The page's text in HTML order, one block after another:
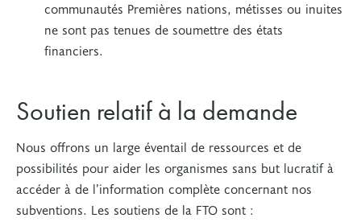
communautés Premières nations, métisses ou inuites
ne sont pas tenues de soumettre des états
financiers.
Soutien relatif à la demande
Nous offrons un large éventail de ressources et de
possibilités pour aider les organismes sans but lucratif à
accéder à de l’information complète concernant nos
subventions. Les soutiens de la FTO sont :